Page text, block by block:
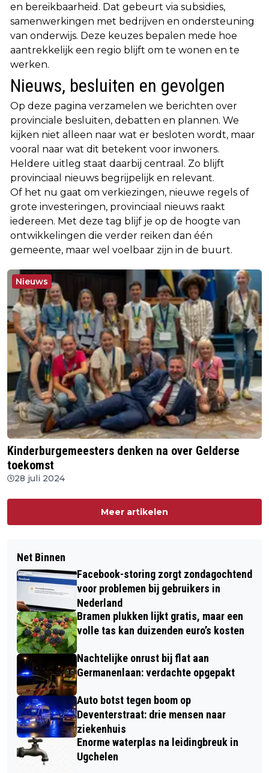
en bereikbaarheid. Dat gebeurt via subsidies,
samenwerkingen met bedrijven en ondersteuning
van onderwijs. Deze keuzes bepalen mede hoe
aantrekkelijk een regio blijft om te wonen en te
werken.
Nieuws, besluiten en gevolgen
Op deze pagina verzamelen we berichten over
provinciale besluiten, debatten en plannen. We
kijken niet alleen naar wat er besloten wordt, maar
vooral naar wat dit betekent voor inwoners.
Heldere uitleg staat daarbij centraal. Zo blijft
provinciaal nieuws begrijpelijk en relevant.
Of het nu gaat om verkiezingen, nieuwe regels of
grote investeringen, provinciaal nieuws raakt
iedereen. Met deze tag blijf je op de hoogte van
ontwikkelingen die verder reiken dan één
gemeente, maar wel voelbaar zijn in de buurt.
Nieuws
Kinderburgemeesters denken na over Gelderse
toekomst
28 juli 2024
Meer artikelen
Net Binnen
Facebook-storing zorgt zondagochtend
voor problemen bij gebruikers in
Nederland
Bramen plukken lijkt gratis, maar een
volle tas kan duizenden euro’s kosten
Nachtelijke onrust bij flat aan
Germanenlaan: verdachte opgepakt
Auto botst tegen boom op
Deventerstraat: drie mensen naar
ziekenhuis
Enorme waterplas na leidingbreuk in
Ugchelen